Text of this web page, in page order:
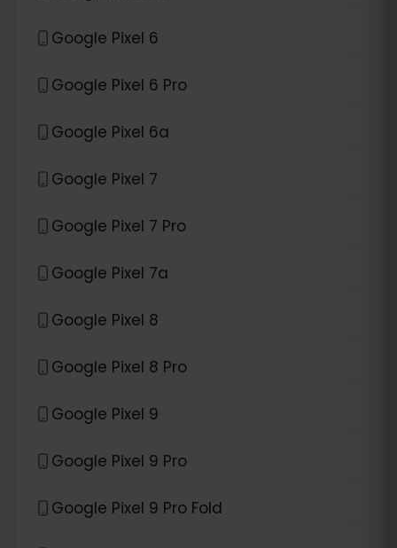
Google Pixel 6
Google Pixel 6 Pro
Google Pixel 6a
Google Pixel 7
Google Pixel 7 Pro
Google Pixel 7a
Google Pixel 8
Google Pixel 8 Pro
Google Pixel 9
Google Pixel 9 Pro
Google Pixel 9 Pro Fold